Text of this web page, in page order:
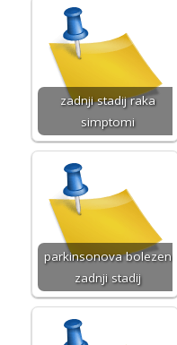
zadnji stadij raka
simptomi
parkinsonova bolezen
zadnji stadij